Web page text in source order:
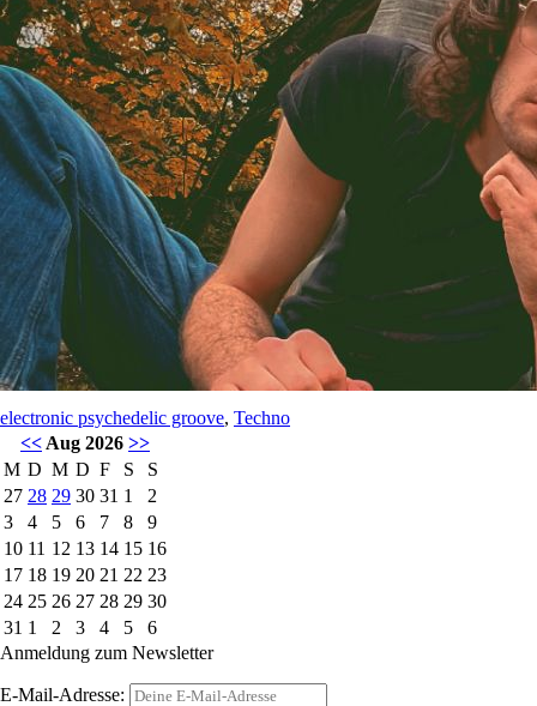
electronic psychedelic groove, Techno
<< Aug 2026 >>
M D M D F S
S
27 28 29 30 31 1
2
3
4 5 6 7 8
9
10 11 12 13 14 15 16
17 18 19 20 21 22 23
24 25 26 27 28 29 30
31 1 2 3 4 5
6
Anmeldung zum Newsletter
E-Mail-Adresse: